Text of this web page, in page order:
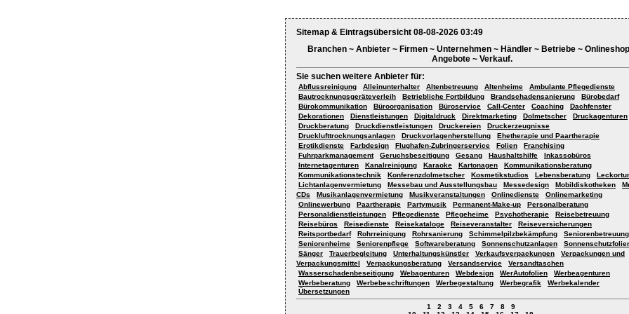
Sitemap & Eintragsübersicht 08-08-2026 03:49
Branchen ~ Anbieter ~ Firmen ~ Unternehmen ~ Händler ~ Betriebe ~
Angebote ~ Verkauf.
Sie suchen weitere Anbieter für:
Abflussreinigung Alleinunterhalter Altenbetreuung Altenheime
Ambulante Pflegedienste
Bautrocknungsgeräteverleih
Betriebliche Fortbildung Brandschadensanierung
Bürobedarf
Bürokommunikation
Büroorganisation Büroservice Call-Center Coaching
Dachfenster
Dekorationen
Dienstleistungen Digitaldruck Direktmarketing Dolmetscher
Druckagenturen
Druckberatung
Druckdienstleistungen Druckereien
Druckerzeugnisse
Drucklufttrocknungsanlagen
Druckvorlagenherstellung
Ehetherapie und Paartherapie
Erotikdienste
Farbdesign Flughafen-Zubringerservice Folien
Franchising
Fuhrparkmanagement
Geruchsbeseitigung Gesang Haushaltshilfe
Inkassobüros
Internetagenturen
Kanalreinigung Karaoke Kartonagen
Kommunikationsberatung
Kommunikationstechnik
Konferenzdolmetscher Kosmetikstudios Lebensberatung
Lichtanlagenvermietung
Messebau und Ausstellungsbau Messedesign Mobildiskotheken
CDs
Musikanlagenvermietung Musikveranstaltungen Onlinedienste
Onlinemarketing
Onlinewerbung
Paartherapie Partymusik Permanent-Make-up
Personalberatung
Personaldienstleistungen
Pflegedienste Pflegeheime Psychotherapie
Reisebetreuung
Reisebüros
Reisedienste Reisekataloge Reiseveranstalter
Reiseversicherungen
Reitsportbedarf
Rohrreinigung Rohrsanierung Schimmelpilzbekämpfung
Seniorenbetreuung
Seniorenheime
Seniorenpflege Softwareberatung Sonnenschutzanlagen
Sänger
Trauerbegleitung Unterhaltungskünstler Verkaufsverpackungen
Verpackungen und
Verpackungsmittel
Verpackungsberatung Versandservice
Versandtaschen
Wasserschadenbeseitigung
Webagenturen Webdesign WerAutofolien
Werbeagenturen
Werbeberatung
Werbebeschriftungen Werbegestaltung Werbegrafik
Werbekalender
Übersetzungen
1
2 3 4 5 6 7 8
9